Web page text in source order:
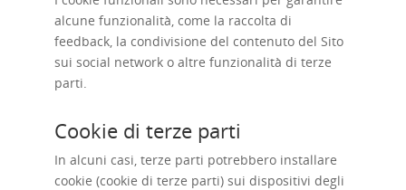
alcune funzionalità, come la raccolta di
feedback, la condivisione del contenuto del Sito
sui social network o altre funzionalità di terze
parti.
Cookie di terze parti
In alcuni casi, terze parti potrebbero installare
cookie (cookie di terze parti) sui dispositivi degli